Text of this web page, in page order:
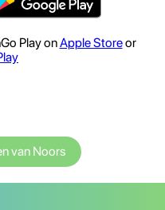
Play onApple Storeor
van Noors